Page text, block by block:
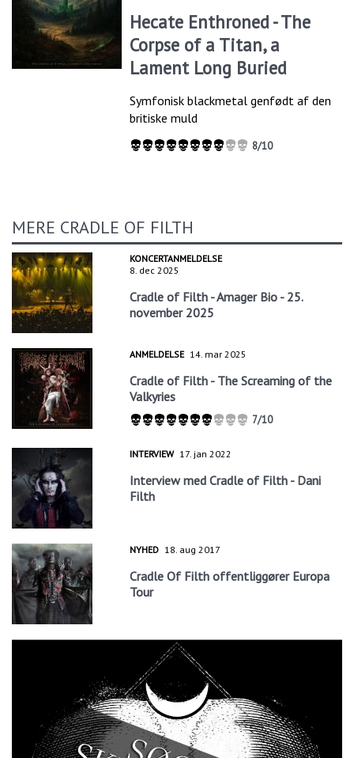
Hecate Enthroned - The
Corpse of a Titan, a
Lament Long Buried
Symfonisk blackmetal genfødt af den
britiske muld
8/10
MERE CRADLE OF FILTH
KONCERTANMELDELSE
8. dec 2025
Cradle of Filth - Amager Bio - 25.
november 2025
ANMELDELSE 14. mar 2025
Cradle of Filth - The Screaming of the
Valkyries
7/10
INTERVIEW 17. jan 2022
Interview med Cradle of Filth - Dani
Filth
NYHED 18. aug 2017
Cradle Of Filth offentliggører Europa
Tour